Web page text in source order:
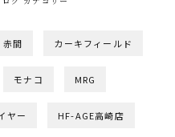
赤間 カーキフィールド
モナコ MRG
ヤー HF-AGE高崎店